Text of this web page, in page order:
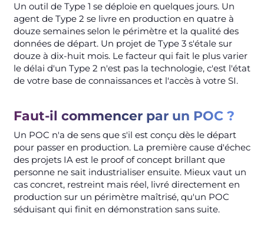
Un outil de Type 1 se déploie en quelques jours. Un
agent de Type 2 se livre en production en quatre à
douze semaines selon le périmètre et la qualité des
données de départ. Un projet de Type 3 s'étale sur
douze à dix-huit mois. Le facteur qui fait le plus varier
le délai d'un Type 2 n'est pas la technologie, c'est l'état
de votre base de connaissances et l'accès à votre SI.
Faut-il commencer par un POC ?
Un POC n'a de sens que s'il est conçu dès le départ
pour passer en production. La première cause d'échec
des projets IA est le proof of concept brillant que
personne ne sait industrialiser ensuite. Mieux vaut un
cas concret, restreint mais réel, livré directement en
production sur un périmètre maîtrisé, qu'un POC
séduisant qui finit en démonstration sans suite.